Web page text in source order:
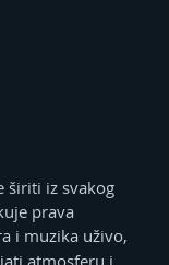
širiti iz svakog
prava
i muzika uživo,
atmosferu i